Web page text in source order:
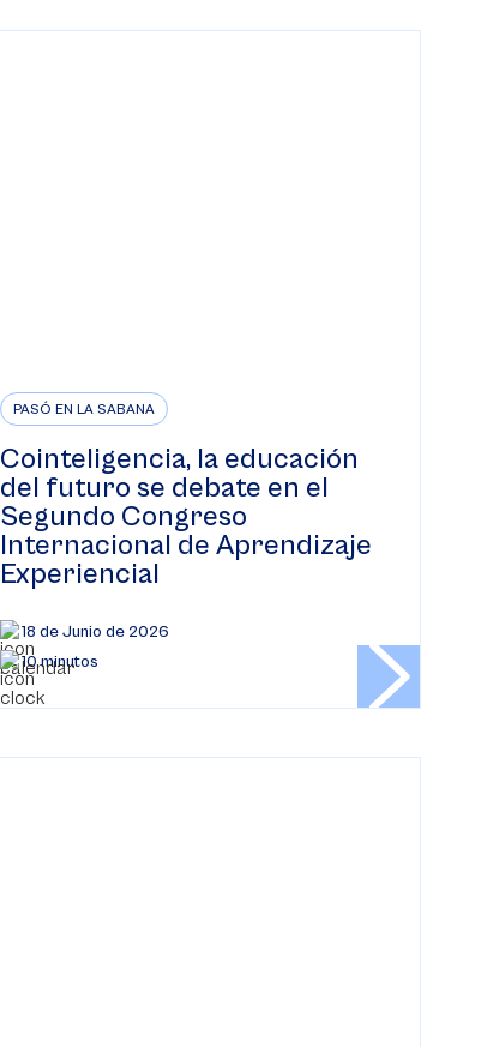
PASÓ EN LA SABANA
Cointeligencia, la educación
del futuro se debate en el
Segundo Congreso
Internacional de Aprendizaje
Experiencial
18 de Junio de 2026
10 minutos